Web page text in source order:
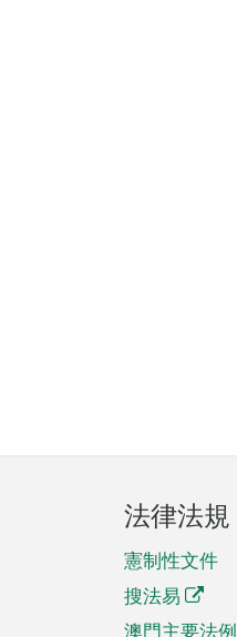
法律法規
憲制性文件
搜法易
澳門主要法例